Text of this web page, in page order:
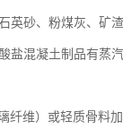
英砂、粉煤灰、矿
盐混凝土制品有蒸
纤维）或轻质骨料